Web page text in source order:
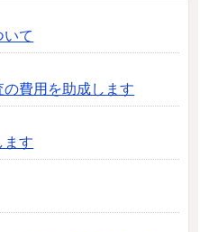
いて
費用を助成します
ます